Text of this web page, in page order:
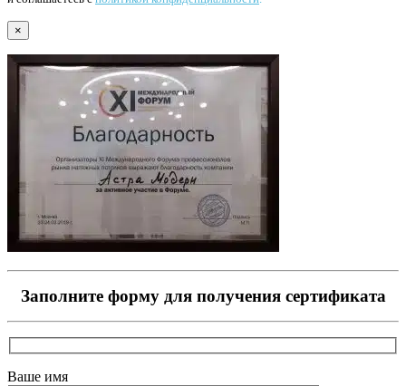
×
Заполните форму для получения сертификата
Ваше имя